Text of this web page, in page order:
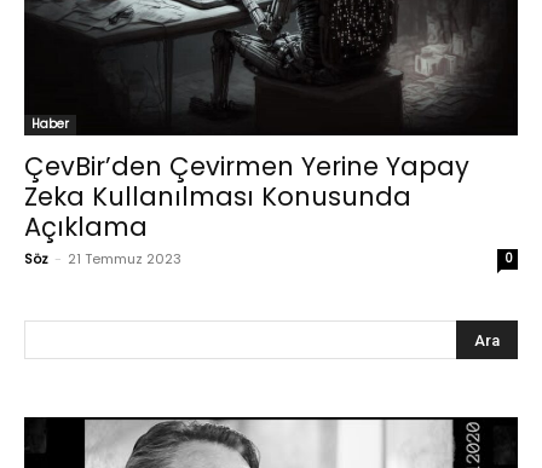
Haber
ÇevBir’den Çevirmen Yerine Yapay
Zeka Kullanılması Konusunda
Açıklama
Söz - 21 Temmuz 2023 0